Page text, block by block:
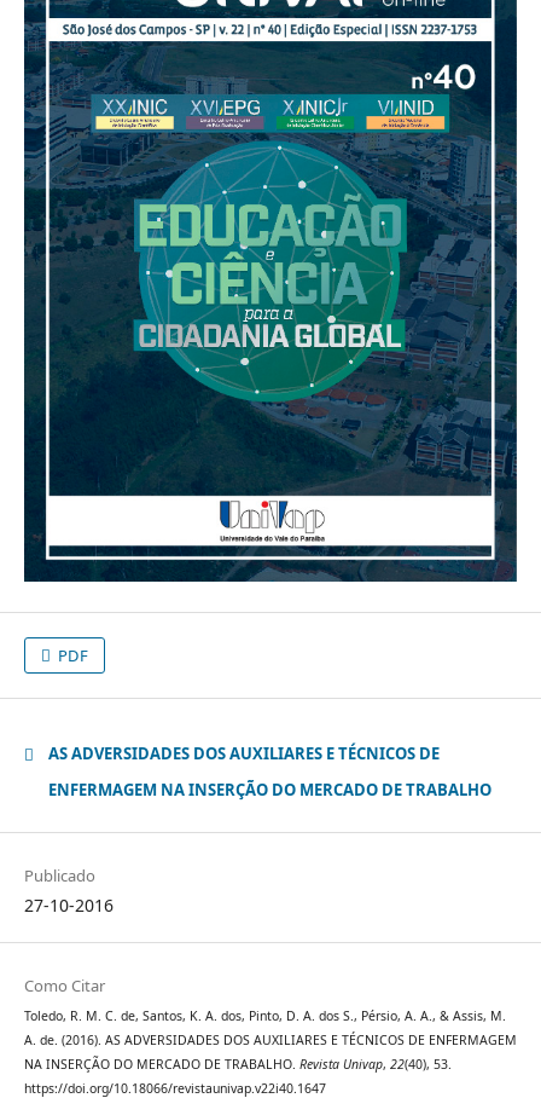
PDF
AS ADVERSIDADES DOS AUXILIARES E TÉCNICOS DE
ENFERMAGEM NA INSERÇÃO DO MERCADO DE TRABALHO
Publicado
27-10-2016
Como Citar
Toledo, R. M. C. de, Santos, K. A. dos, Pinto, D. A. dos S., Pérsio, A. A., & Assis, M.
A. de. (2016). AS ADVERSIDADES DOS AUXILIARES E TÉCNICOS DE ENFERMAGEM
NA INSERÇÃO DO MERCADO DE TRABALHO. Revista Univap, 22(40), 53.
https://doi.org/10.18066/revistaunivap.v22i40.1647